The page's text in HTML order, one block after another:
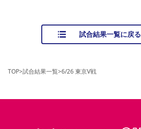
試合結果一覧に戻る
TOP>試合結果一覧>6/26 東京V戦